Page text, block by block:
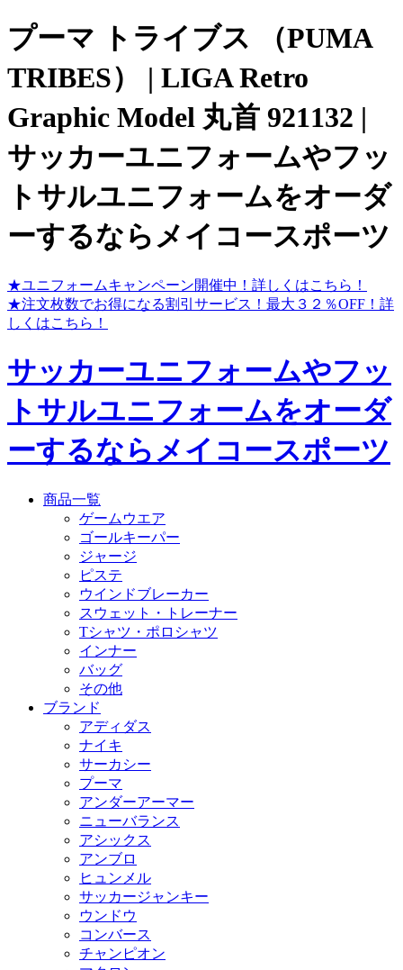
プーマ トライブス （PUMA
TRIBES） | LIGA Retro
Graphic Model 丸首 921132 |
サッカーユニフォームやフッ
トサルユニフォームをオーダ
ーするならメイコースポーツ
★ユニフォームキャンペーン開催中！ 詳しくはこちら！
★注文枚数でお得になる割引サービス！最大３２％OFF！ 詳
しくはこちら！
サッカーユニフォームやフッ
トサルユニフォームをオーダ
ーするならメイコースポーツ
商品一覧
ゲームウエア
ゴールキーパー
ジャージ
ピステ
ウインドブレーカー
スウェット・トレーナー
Tシャツ・ポロシャツ
インナー
バッグ
その他
ブランド
アディダス
ナイキ
サーカシー
プーマ
アンダーアーマー
ニューバランス
アシックス
アンブロ
ヒュンメル
サッカージャンキー
ウンドウ
コンバース
チャンピオン